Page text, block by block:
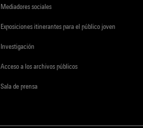
Mediadores sociales
Exposiciones itinerantes para el público joven
Investigación
Acceso a los archivos públicos
Sala de prensa